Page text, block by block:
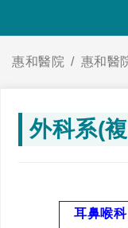
惠和醫院 惠和醫
外科系(
耳鼻喉